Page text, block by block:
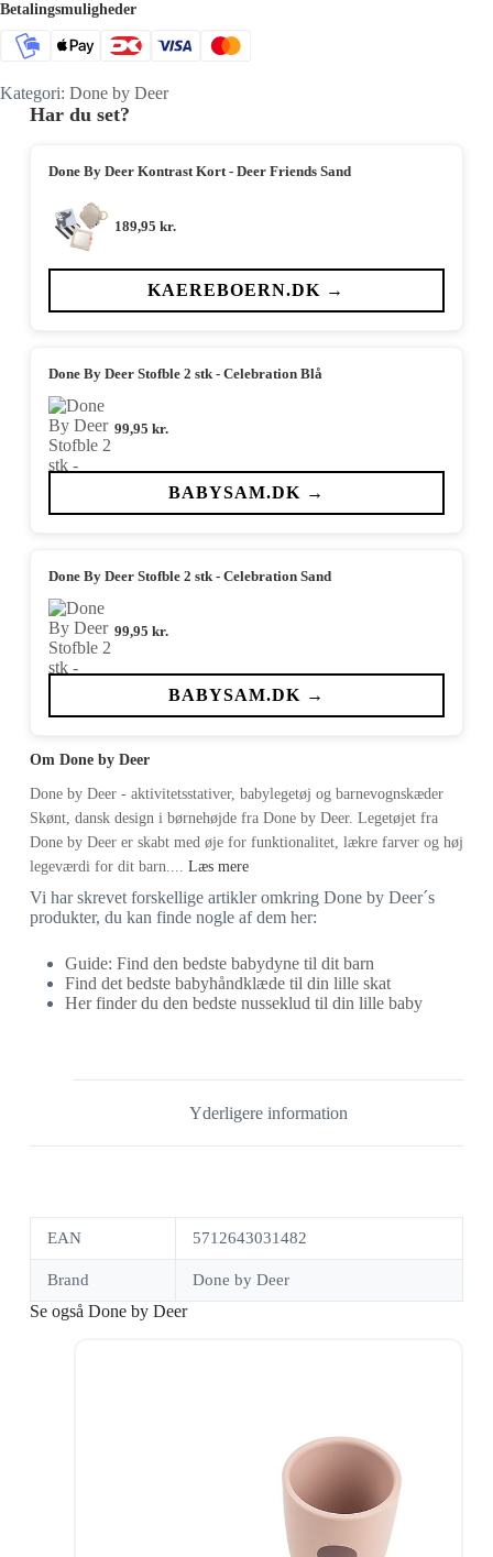
Betalingsmuligheder
Kategori: Done by Deer
Har du set?
Done By Deer Kontrast Kort - Deer Friends Sand
189,95 kr.
KAEREBOERN.DK →
Done By Deer Stofble 2 stk - Celebration Blå
99,95 kr.
BABYSAM.DK →
Done By Deer Stofble 2 stk - Celebration Sand
99,95 kr.
BABYSAM.DK →
Om Done by Deer
Done by Deer - aktivitetsstativer, babylegetøj og barnevognskæder
Skønt, dansk design i børnehøjde fra Done by Deer. Legetøjet fra
Done by Deer er skabt med øje for funktionalitet, lækre farver og høj
legeværdi for dit barn.... Læs mere
Vi har skrevet forskellige artikler omkring Done by Deer´s
produkter, du kan finde nogle af dem her:
Guide: Find den bedste babydyne til dit barn
Find det bedste babyhåndklæde til din lille skat
Her finder du den bedste nusseklud til din lille baby
Yderligere information
EAN 5712643031482
Brand Done by Deer
Se også Done by Deer